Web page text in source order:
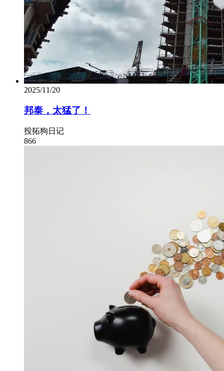
2025/11/20
邦泰，太猛了！
投拓狗日记
866